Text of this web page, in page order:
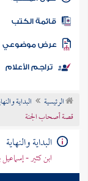
المكتبة
الكتب
موضوعي
تراجم الأعلام
الرئيسية البداية
قصة أصحاب الجنة
البداية والنهاية
ابن كثير -